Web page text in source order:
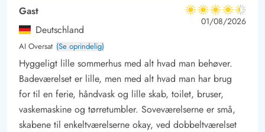
vin.
Bilen kan parkeres under carporten, og til de yngste i familien
er der både sandkasse og gyngestativ.
Ferie ved Vesterhavet i Bjerregård
Blot 400 meter fra sommerhuset ligger det brusende
Vesterhav, som uden tvivl er et besøg værd – Hvad enten det
er på en lun sommerdag eller en blæsende efterårsdag. Er I
mere til stille vand, kan I tage til Ringkøbing Fjord, hvor der
Gast
Deutschland
AI Oversat (Se oprindelig)
4.5 ud af 5
4.5 ud af 5
4.5 out of 5
01/08/2026
Hyggeligt lille sommerhus med alt hvad man behøver.
Badeværelset er lille, men med alt hvad man har brug
for til en ferie, håndvask og lille skab, toilet, bruser,
vaskemaskine og tørretumbler. Soveværelserne er små,
skabene til enkeltværelserne okay, ved dobbeltværelset